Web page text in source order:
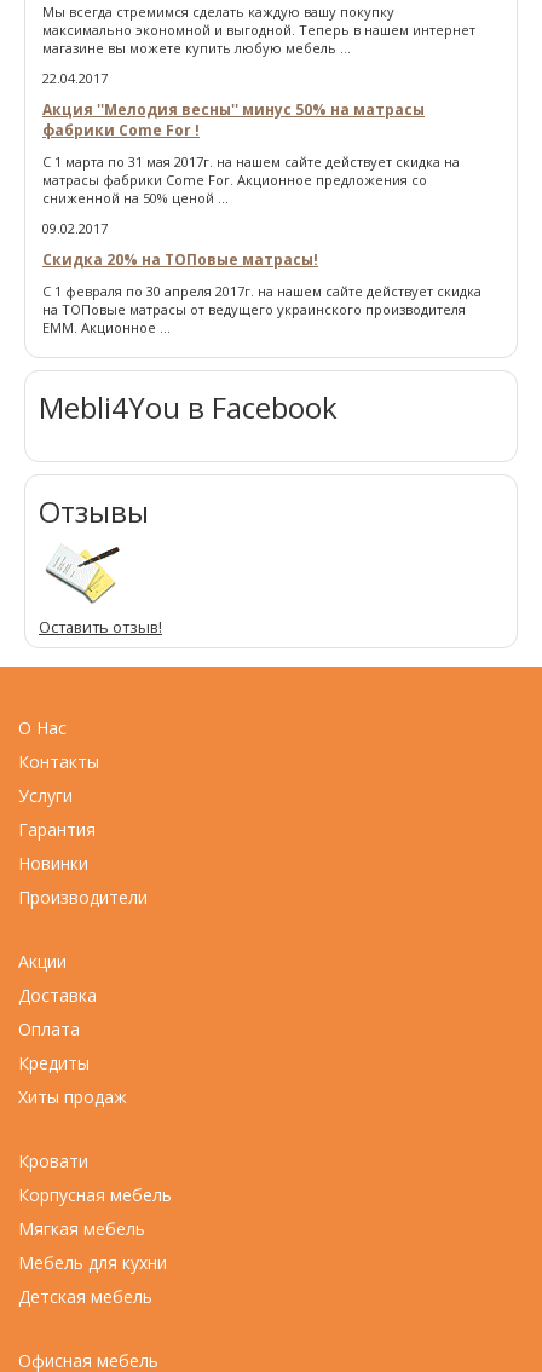
Мы всегда стремимся сделать каждую вашу покупку
максимально экономной и выгодной. Теперь в нашем интернет
магазине вы можете купить любую мебель ...
22.04.2017
Акция ''Мелодия весны'' минус 50% на матрасы
фабрики Come For !
С 1 марта по 31 мая 2017г. на нашем сайте действует скидка на
матрасы фабрики Come For. Акционное предложения со
сниженной на 50% ценой ...
09.02.2017
Скидка 20% на ТОПовые матрасы!
С 1 февраля по 30 апреля 2017г. на нашем сайте действует скидка
на ТОПовые матрасы от ведущего украинского производителя
ЕММ. Акционное ...
Mebli4You в Facebook
Отзывы
Оставить отзыв!
О Нас
Контакты
Услуги
Гарантия
Новинки
Производители
Акции
Доставка
Оплата
Кредиты
Хиты продаж
Кровати
Корпусная мебель
Мягкая мебель
Мебель для кухни
Детская мебель
Офисная мебель